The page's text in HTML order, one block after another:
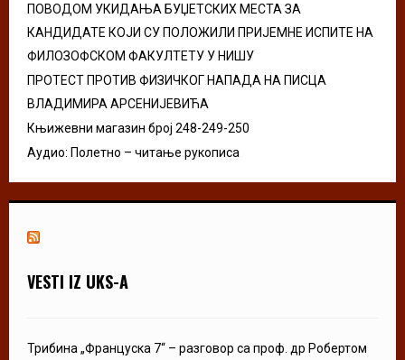
ПОВОДОМ УКИДАЊА БУЏЕТСКИХ МЕСТА ЗА
КАНДИДАТЕ КОЈИ СУ ПОЛОЖИЛИ ПРИЈЕМНЕ ИСПИТЕ НА
ФИЛОЗОФСКОМ ФАКУЛТЕТУ У НИШУ
ПРОТЕСТ ПРОТИВ ФИЗИЧКОГ НАПАДА НА ПИСЦА
ВЛАДИМИРА АРСЕНИЈЕВИЋА
Књижевни магазин број 248-249-250
Аудио: Полетно – читање рукописа
VESTI IZ UKS-A
Трибина „Француска 7“ – разговор са проф. др Робертом